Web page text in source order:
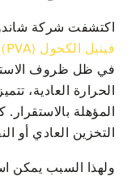
اكتشفت شركة
فينيل الكحول (PVA) في حد ذاتها مادة شديدة السمية عادةً
في ظل ظروف
المؤهلة بالاستقرار.
التخزين العادي أو
ولهذا السبب يمكن